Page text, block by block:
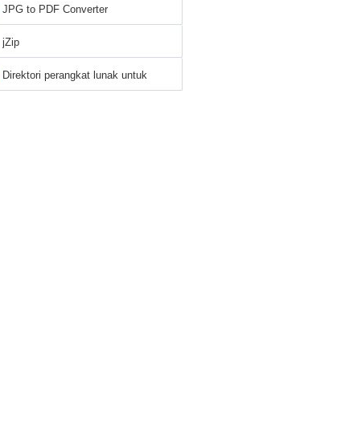
JPG to PDF Converter
jZip
Direktori perangkat lunak untuk
Windows 10